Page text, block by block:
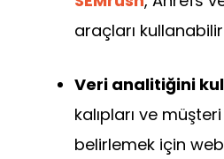
araçları
Veri analitiğini
kalıpları ve müşteri
belirlemek için